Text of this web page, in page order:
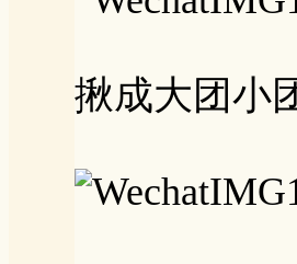
揪成大团小